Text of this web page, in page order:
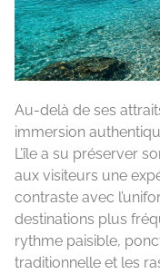
Au-delà de ses
immersion
L’île a su préserver
aux visiteurs une
contraste avec
destinations plus
rythme paisible,
traditionnelle et les